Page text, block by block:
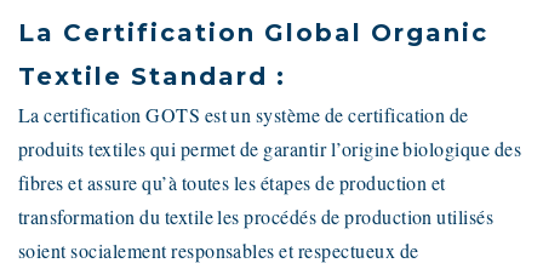
La Certification Global Organic
Textile Standard :
La certification GOTS est un système de certification de
produits textiles qui permet de garantir l’origine biologique des
fibres et assure qu’à toutes les étapes de production et
transformation du textile les procédés de production utilisés
soient socialement responsables et respectueux de